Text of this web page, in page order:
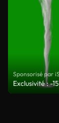
Sponsorisé par
Exclusivité : -